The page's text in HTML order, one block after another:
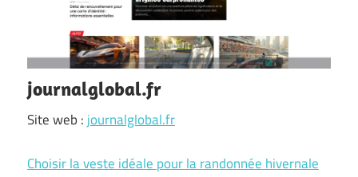
journalglobal.fr
Site web : journalglobal.fr
Choisir la veste idéale pour la randonnée hivernale